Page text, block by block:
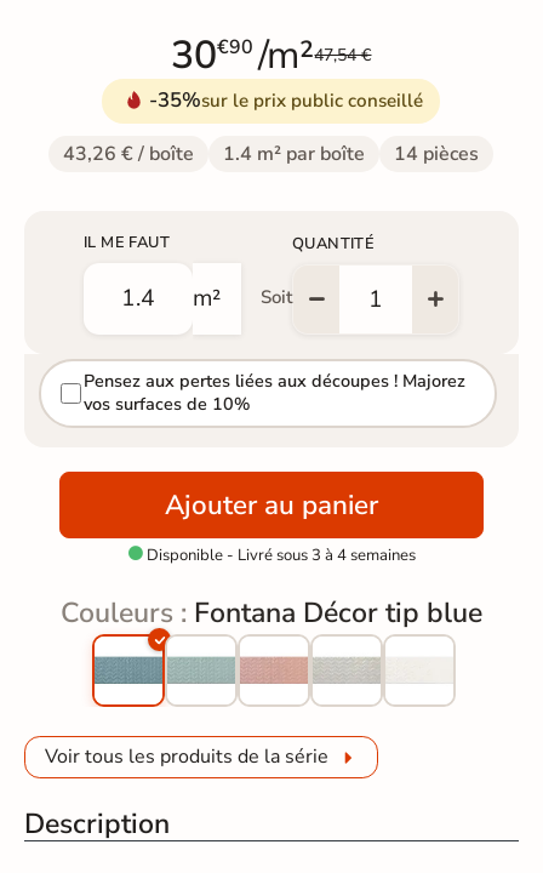
30€90 /m²47,54 €
-35%sur le prix public conseillé
43,26 € / boîte 1.4 m² par boîte 14 pièces
IL ME FAUT
m² Soit
QUANTITÉ
Pensez aux pertes liées aux découpes ! Majorez
vos surfaces de 10%
Ajouter au panier
Disponible - Livré sous 3 à 4 semaines
Couleurs : Fontana Décor tip blue
Voir tous les produits de la série
Description